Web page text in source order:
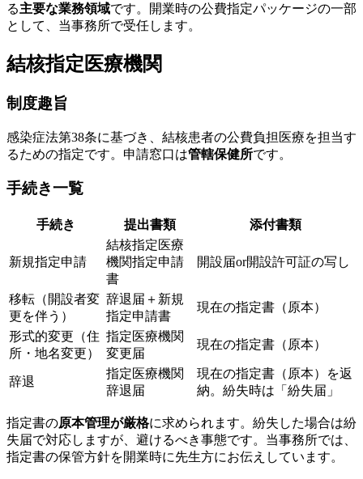
る主要な業務領域です。開業時の公費指定パッケージの一部
として、当事務所で受任します。
結核指定医療機関
制度趣旨
感染症法第38条に基づき、結核患者の公費負担医療を担当す
るための指定です。申請窓口は管轄保健所です。
手続き一覧
手続き 提出書類 添付書類
新規指定申請
結核指定医療
機関指定申請
書
開設届or開設許可証の写し
移転（開設者変
更を伴う）
辞退届＋新規
指定申請書
現在の指定書（原本）
形式的変更（住
所・地名変更）
指定医療機関
変更届
現在の指定書（原本）
辞退
指定医療機関
辞退届
現在の指定書（原本）を返
納。紛失時は「紛失届」
指定書の原本管理が厳格に求められます。紛失した場合は紛
失届で対応しますが、避けるべき事態です。当事務所では、
指定書の保管方針を開業時に先生方にお伝えしています。